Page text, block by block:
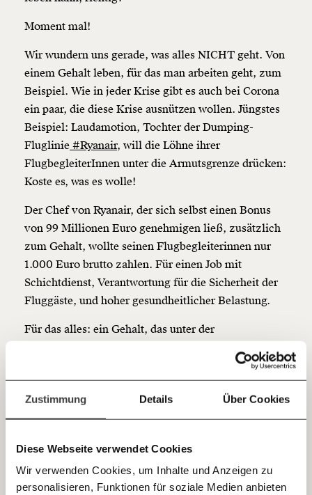
Zustimmung Details Über Cookies
Diese Webseite verwendet Cookies
Wir verwenden Cookies, um Inhalte und Anzeigen zu
personalisieren, Funktionen für soziale Medien anbieten
Veränderung
beginnt mit Dir!
unsere Wirtschaft so gestalten, dass sie für alle
funktioniert. Unsere Recherchen sind für alle frei im
Netz. Unabhängig und werbefrei. Und das wird auch
so bleiben. Kämpf’ mit uns für den Fortschritt und
unterstütze uns mit Deinem Mitgliedsbeitrag.
Du überweist lieber direkt?
Hier unsere IBAN: AT34 4300 0498 0007 6017
Kontoinhaber: Momentum Institut - Verein für
sozialen Fortschritt
Jetzt
einfach
teilen.
Moment mal!
Wir wundern uns gerade, was alles NICHT geht. Von
einem Gehalt leben, für das man arbeiten geht, zum
Beispiel. Wie in jeder Krise gibt es auch bei Corona
ein paar, die diese Krise ausnützen wollen. Jüngstes
Beispiel: Laudamotion, Tochter der Dumping-
Fluglinie #Ryanair, will die Löhne ihrer
FlugbegleiterInnen unter die Armutsgrenze drücken:
Koste es, was es wolle!
Der Chef von Ryanair, der sich selbst einen Bonus
von 99 Millionen Euro genehmigen ließ, zusätzlich
zum Gehalt, wollte seinen Flugbegleiterinnen nur
1.000 Euro brutto zahlen. Für einen Job mit
Schichtdienst, Verantwortung für die Sicherheit der
Fluggäste, und hoher gesundheitlicher Belastung.
Für das alles: ein Gehalt, das unter der
Armutsschwelle liegt. Nochmal. Das heißt. Vollzeit
arbeiten. Und dafür so wenig verdienen, dass man
offiziell als arm gilt.
Dabei wurde schon 2017 von den
verbindlich ausgemacht, dass es einen Mindestlohn
von 1.500 Euro für alle geben soll. Mit dieser